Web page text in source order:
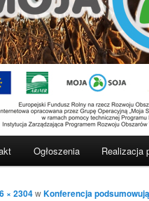
Ogłoszenia Realizacja
× 2304wKonferencja